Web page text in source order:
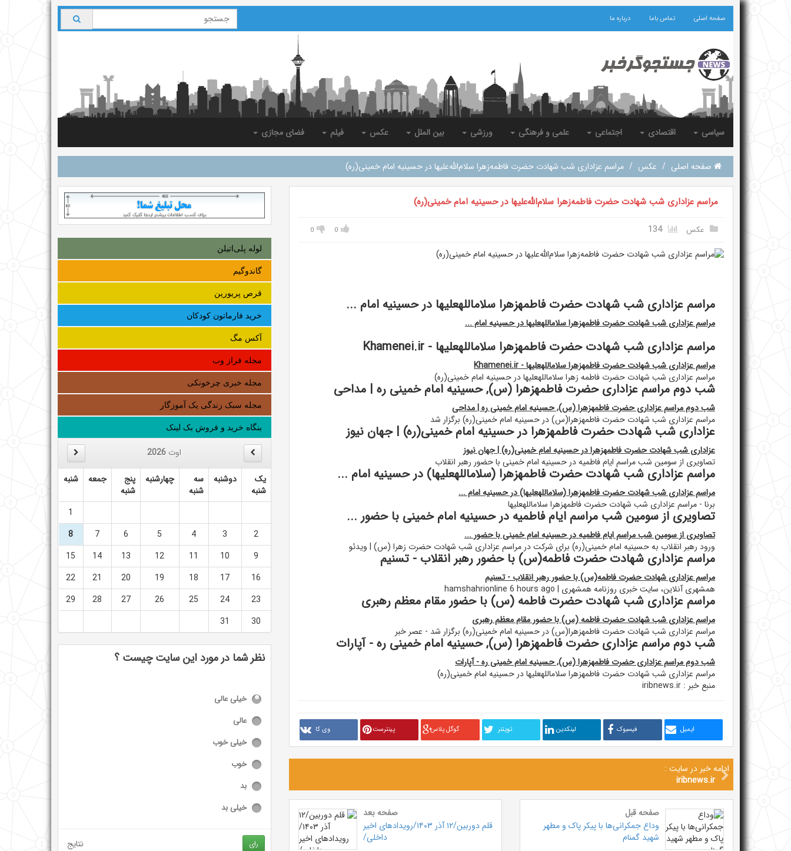
صفحه اصلی تماس باما درباره ما
سیاسی اقتصادی اجتماعی علمی و فرهنگی ورزشی بین الملل عکس فیلم فضای مجازی
صفحه اصلی / عکس / مراسم عزاداری شب شهادت حضرت فاطمه‌زهرا سلام‌الله‌علیها در حسینیه امام خمینی(ره)
مراسم عزاداری شب شهادت حضرت فاطمه‌زهرا سلام‌الله‌علیها در حسینیه امام خمینی(ره)
عکس 134
0
0
مراسم عزاداری شب شهادت حضرت فاطمهزهرا سلاماللهعلیها در حسینیه امام ...
مراسم عزاداری شب شهادت حضرت فاطمهزهرا سلاماللهعلیها در حسینیه امام ...
مراسم عزاداری شب شهادت حضرت فاطمهزهرا سلاماللهعلیها - Khamenei.ir
مراسم عزاداری شب شهادت حضرت فاطمهزهرا سلاماللهعلیها - Khamenei.ir
مراسم عزاداری شب شهادت حضرت فاطمه زهرا سلاماللهعلیها در حسینیه امام خمینی(ره)
شب دوم مراسم عزاداری حضرت فاطمهزهرا (س), حسینیه امام خمینی ره | مداحی
شب دوم مراسم عزاداری حضرت فاطمهزهرا (س), حسینیه امام خمینی ره | مداحی
مراسم عزاداری شب شهادت حضرت فاطمهزهرا(س) در حسینیه امام خمینی(ره) برگزار شد
عزاداری شب شهادت حضرت فاطمهزهرا در حسینیه امام خمینی(ره) | جهان نيوز
عزاداری شب شهادت حضرت فاطمهزهرا در حسینیه امام خمینی(ره) | جهان نيوز
تصاویری از سومین شب مراسم ایام فاطمیه در حسینیه امام خمینی با حضور رهبر انقلاب
مراسم عزاداری شب شهادت حضرت فاطمهزهرا (سلاماللهعلیها) در حسینیه امام ...
مراسم عزاداری شب شهادت حضرت فاطمهزهرا (سلاماللهعلیها) در حسینیه امام ...
برنا - مراسم عزاداری شب شهادت حضرت فاطمهزهرا سلاماللهعلیها
تصاویری از سومین شب مراسم ایام فاطمیه در حسینیه امام خمینی با حضور ...
تصاویری از سومین شب مراسم ایام فاطمیه در حسینیه امام خمینی با حضور ...
ورود رهبر انقلاب به حسینیه امام خمینی(ره) برای شرکت در مراسم عزاداری شب شهادت حضرت زهرا (س) | ویدئو
مراسم عزاداری شهادت حضرت فاطمه(س) با حضور رهبر انقلاب - تسنیم
مراسم عزاداری شهادت حضرت فاطمه(س) با حضور رهبر انقلاب - تسنیم
همشهری آنلاین، سایت خبری روزنامه همشهری | hamshahrionline 6 hours ago
مراسم عزاداری شب شهادت حضرت فاطمه (س) با حضور مقام معظم رهبری
مراسم عزاداری شب شهادت حضرت فاطمه (س) با حضور مقام معظم رهبری
مراسم عزاداری شب شهادت حضرت فاطمهزهرا(س) در حسینیه امام خمینی(ره) برگزار شد - عصر خبر
شب دوم مراسم عزاداری حضرت فاطمهزهرا (س), حسینیه امام خمینی ره - آپارات
شب دوم مراسم عزاداری حضرت فاطمهزهرا (س), حسینیه امام خمینی ره - آپارات
مراسم عزاداری شب شهادت حضرت فاطمهزهرا سلاماللهعلیها در حسینیه امام خمینی(ره)
منبع خبر : iribnews.ir
ایمیل فیسبوک لینکدین تويتنر گوگل پلاس پینترست وی کا
ادامه خبر در سایت :
iribnews.ir
صفحه قبل
وداع جمکرانی‌ها با پیکر پاک و مطهر
شهید گمنام
صفحه بعد
قلم دوربین/۱۲ آذر ۱۴۰۳/رویداد‌های اخیر
داخلی/
لوله‌ پلی‌اتیلن
گاندوگیم
قرص پریورین
خرید فارماتون کودکان
آکس مگ
مجله فراز وب
مجله خبری چرخونکی
مجله سبک زندگی یک آموزگار
بنگاه خرید و فروش بک لینک
اوت 2026
یک
شنبه
دوشنبه
سه
شنبه
چهارشنبه
پنج
شنبه
جمعه شنبه
1
2
3
4
5
6
7
8
9
10
11
12
13
14
15
16
17
18
19
20
21
22
23
24
25
26
27
28
29
30
31
نظر شما در مورد این سایت چیست ؟
خیلی عالی
عالی
خیلی خوب
خوب
بد
خیلی بد
رای نتایج